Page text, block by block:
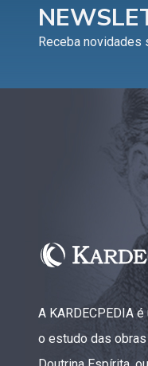
Capítulo XV —
Mamon
Capítulo XVII —
Capítulo XVIII —
Capítulo XIX —
Capítulo XX —
Capítulo XXI —
Capítulo XXII —
juntou
Receba novidades
A KARDECPEDIA
o estudo das